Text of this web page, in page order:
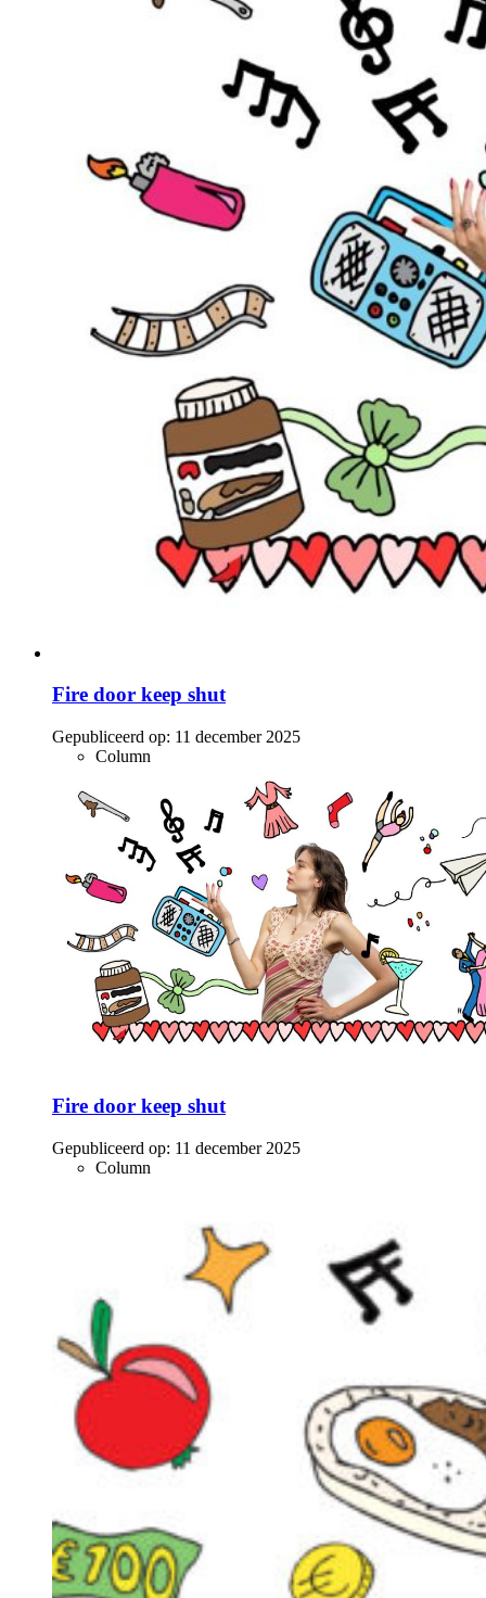
Fire door keep shut
Gepubliceerd op: 11 december 2025
Column
Fire door keep shut
Gepubliceerd op: 11 december 2025
Column